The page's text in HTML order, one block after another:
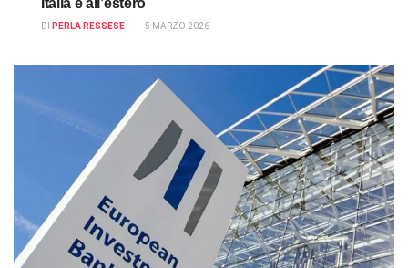
Italia e all’estero
DI PERLA RESSESE 5 MARZO 2026